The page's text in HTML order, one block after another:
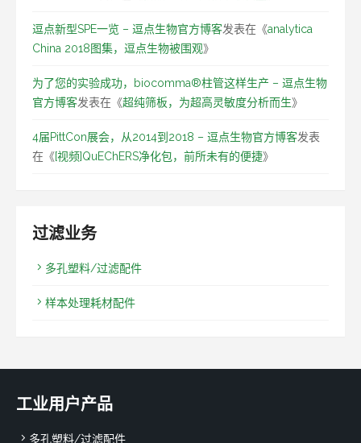
逗点新型SPE一览 – 逗点生物官方博客发表在《analytica
China 2018图集，逗点生物被围观》
为了您的实验成功，biocomma®柱管这样生产 – 逗点生物
官方博客发表在《超纯筛板，为超高灵敏度分析而生》
4届PittCon展会，从2014到2018 – 逗点生物官方博客发表
在《[视频]QuEChERS净化包，前所未有的便捷》
过滤业务
多孔塑料/过滤配件
样本处理耗材配件
工业用户产品
多孔塑料/过滤配件